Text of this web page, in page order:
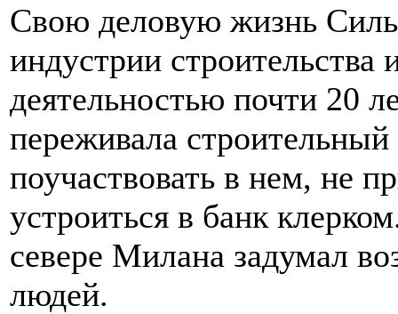
Свою деловую жизнь
индустрии строительства
деятельностью почти 20
переживала
поучаствовать в нем, не
устроиться в банк
севере Милана задумал
людей.